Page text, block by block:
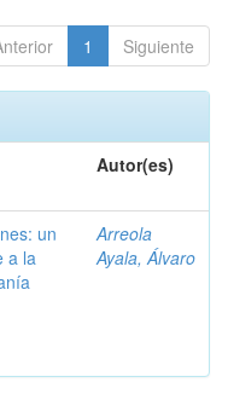
1 Siguiente
Autor(es)
un
a la
Arreola
Ayala, Álvaro